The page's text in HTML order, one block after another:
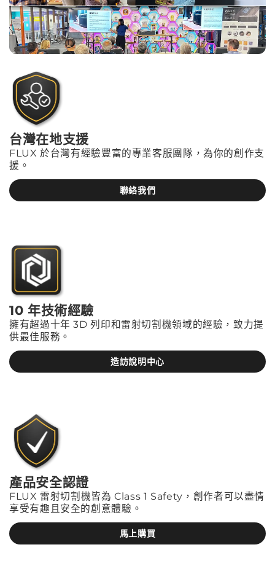
台灣在地支援
FLUX 於台灣有經驗豐富的專業客服團隊，為你的創作支
援。
聯絡我們
10 年技術經驗
擁有超過十年 3D 列印和雷射切割機領域的經驗，致力提
供最佳服務。
造訪說明中心
產品安全認證
FLUX 雷射切割機皆為 Class 1 Safety，創作者可以盡情
享受有趣且安全的創意體驗。
馬上購買